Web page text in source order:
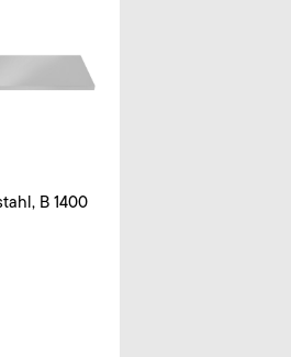
B 1400